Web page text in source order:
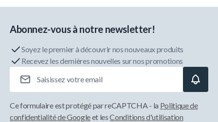
Abonnez-vous à notre newsletter!
Soyez le premier à découvrir nos nouveaux produits
Recevez les dernières nouvelles sur nos promotions
Ce formulaire est protégé par reCAPTCHA - la Politique de
confidentialité de Googleet lesConditions d'utilisation